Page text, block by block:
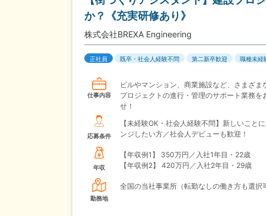
か？《充実研修あり》
株式会社BREXA Engineering
正社員 既卒・社会人経験不問 第二新卒歓迎 職種未経
仕事内容
ビルやマンション、商業施設など、さまざま
プロジェクトの進行・管理のサポート業務を
せ！
応募条件
【未経験OK・社会人経験不問】新しいこと
ンジしたい方／社会人デビューも歓迎！
年収
【年収例1】
350万円／入社1年目・22歳
【年収例2】
420万円／入社2年目・29歳
勤務地
全国の当社事業所（転勤なしの働き方も選択